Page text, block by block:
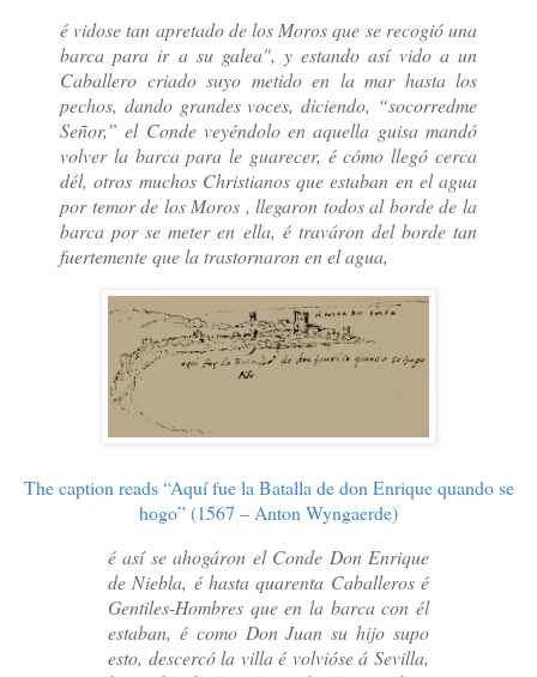
é vidose tan apretado de los Moros que se recogió una
barca para ir a su galea", y estando así vido a un
Caballero criado suyo metido en la mar hasta los
pechos, dando grandes voces, diciendo, “socorredme
Señor,” el Conde veyéndolo en aquella guisa mandó
volver la barca para le guarecer, é cómo llegó cerca
dél, otros muchos Christianos que estaban en el agua
por temor de los Moros , llegaron todos al borde de la
barca por se meter en ella, é traváron del borde tan
fuertemente que la trastornaron en el agua,
The caption reads “Aquí fue la Batalla de don Enrique quando se
hogo” (1567 – Anton Wyngaerde)
é así se ahogáron el Conde Don Enrique
de Niebla, é hasta quarenta Caballeros é
Gentiles-Hombres que en la barca con él
estaban, é como Don Juan su hijo supo
esto, descercó la villa é volvióse á Sevilla,